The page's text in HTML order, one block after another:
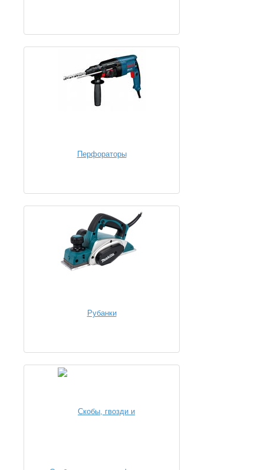
Перфораторы
Рубанки